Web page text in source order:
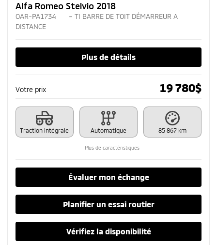
Alfa Romeo Stelvio 2018
OAR-PA1734
– TI BARRE DE TOIT DÉMARREUR A
DISTANCE
Plus de détails
Votre prix 19 780$
Traction intégrale Automatique 85 867 km
Plus de caractéristiques
Évaluer mon échange
Planifier un essai routier
Vérifiez la disponibilité